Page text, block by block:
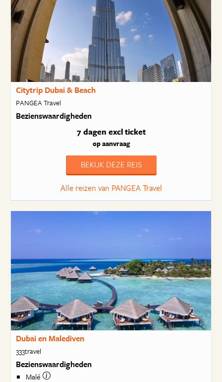
Citytrip Dubai & Beach
PANGEA Travel
Bezienswaardigheden
7 dagen excl ticket
op aanvraag
BEKIJK DEZE REIS
Alle reizen van PANGEA Travel
Dubai en Malediven
333travel
Bezienswaardigheden
Malé